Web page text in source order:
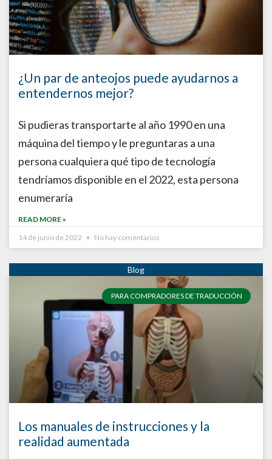
¿Un par de anteojos puede ayudarnos a
entendernos mejor?
Si pudieras transportarte al año 1990 en una
máquina del tiempo y le preguntaras a una
persona cualquiera qué tipo de tecnología
tendríamos disponible en el 2022, esta persona
enumeraría
READ MORE »
14 de junio de 2022
No hay comentarios
PARA COMPRADORES DE TRADUCCIÓN
Los manuales de instrucciones y la
realidad aumentada